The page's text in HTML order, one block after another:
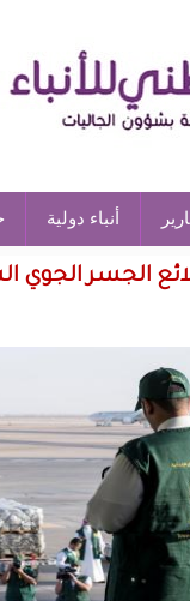
أنباء دولية
الجسر الجوي